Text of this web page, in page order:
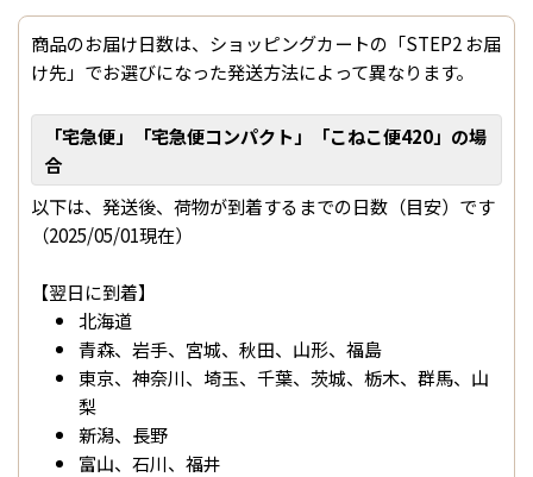
商品のお届け日数は、ショッピングカートの「STEP2 お届
け先」でお選びになった発送方法によって異なります。
「宅急便」「宅急便コンパクト」「こねこ便420」の場
合
以下は、発送後、荷物が到着するまでの日数（目安）です
（2025/05/01現在）
【翌日に到着】
北海道
青森、岩手、宮城、秋田、山形、福島
東京、神奈川、埼玉、千葉、茨城、栃木、群馬、山
梨
新潟、長野
富山、石川、福井